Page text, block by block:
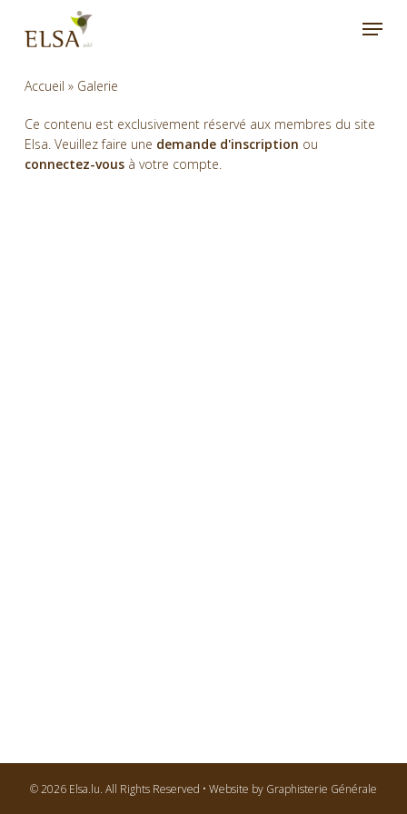
main
Menu
Accueil » Galerie
Ce contenu est exclusivement réservé aux membres du site
Elsa. Veuillez faire une demande d'inscription ou
connectez-vous à votre compte.
© 2026 Elsa.lu. All Rights Reserved • Website by Graphisterie Générale